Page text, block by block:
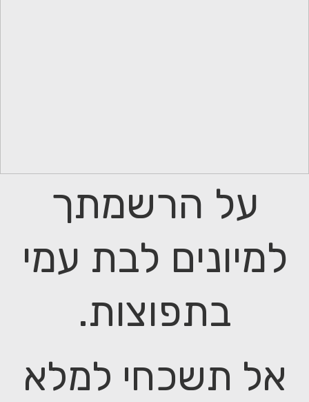
על הרשמתך
למיונים לבת עמי
בתפוצות.
אל תשכחי למלא